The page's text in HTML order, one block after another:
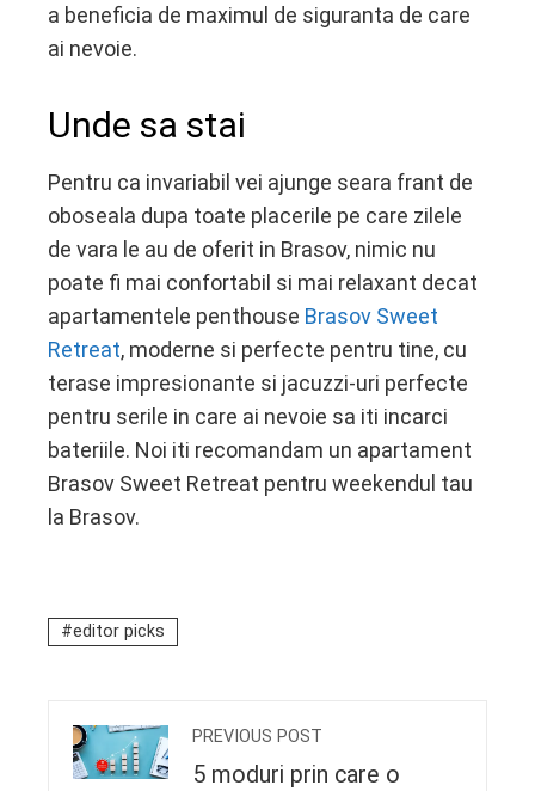
a beneficia de maximul de siguranta de care
ai nevoie.
Unde sa stai
Pentru ca invariabil vei ajunge seara frant de
oboseala dupa toate placerile pe care zilele
de vara le au de oferit in Brasov, nimic nu
poate fi mai confortabil si mai relaxant decat
apartamentele penthouse Brasov Sweet
Retreat, moderne si perfecte pentru tine, cu
terase impresionante si jacuzzi-uri perfecte
pentru serile in care ai nevoie sa iti incarci
bateriile. Noi iti recomandam un apartament
Brasov Sweet Retreat pentru weekendul tau
la Brasov.
editor picks
PREVIOUS POST
5 moduri prin care o